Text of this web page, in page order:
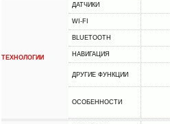
ТЕХНОЛОГИИ
ДАТЧИКИ
WI-FI
BLUETOOTH
НАВИГАЦИЯ
ДРУГИЕ ФУНКЦИИ
ОСОБЕННОСТИ